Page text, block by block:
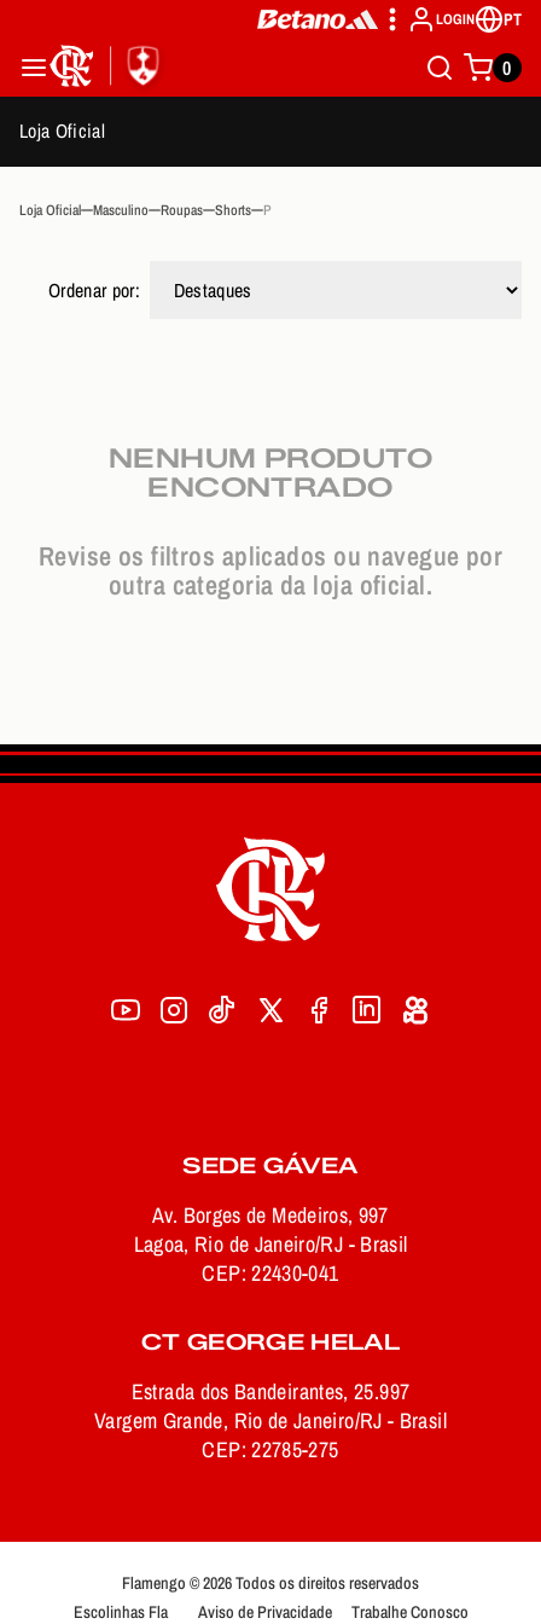
LOGIN PT
0
Loja Oficial
Loja Oficial Masculino Roupas Shorts P
Ordenar por:
NENHUM PRODUTO
ENCONTRADO
Revise os filtros aplicados ou navegue por
outra categoria da loja oficial.
SEDE GÁVEA
Av. Borges de Medeiros, 997
Lagoa, Rio de Janeiro/RJ - Brasil
CEP: 22430-041
CT GEORGE HELAL
Estrada dos Bandeirantes, 25.997
Vargem Grande, Rio de Janeiro/RJ - Brasil
CEP: 22785-275
Flamengo © 2026 Todos os direitos reservados
Escolinhas Fla
Aviso de Privacidade Trabalhe Conosco